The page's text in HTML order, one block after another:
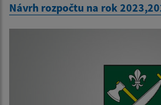
Návrh rozpočtu na rok